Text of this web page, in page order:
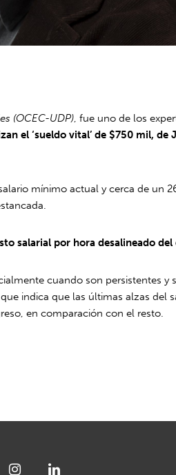
(OCEC-UDP), fue uno de los
el ‘sueldo vital’ de $750 mil, de
mínimo actual y cerca de un
salarial por hora desalineado
cuando son persistentes y
indica que las últimas alzas
en comparación con el resto.